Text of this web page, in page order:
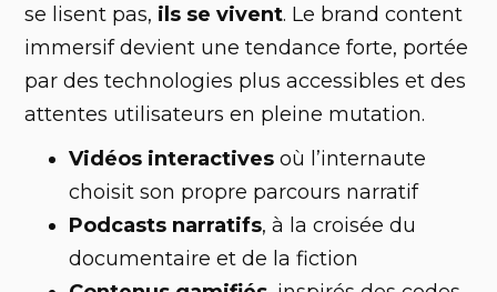
se lisent pas, ils se vivent. Le brand content
immersif devient une tendance forte, portée
par des technologies plus accessibles et des
attentes utilisateurs en pleine mutation.
Vidéos interactives où l’internaute
choisit son propre parcours narratif
Podcasts narratifs, à la croisée du
documentaire et de la fiction